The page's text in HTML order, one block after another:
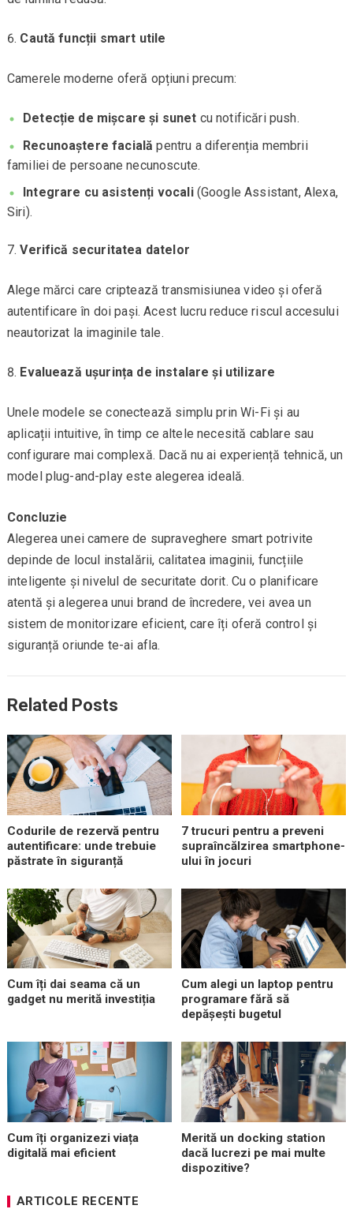
Caută funcții smart utile
Camerele moderne oferă opțiuni precum:
Detecție de mișcare și sunet cu notificări push.
Recunoaștere facială pentru a diferenția membrii
familiei de persoane necunoscute.
Integrare cu asistenți vocali(Google Assistant, Alexa,
Siri).
Verifică securitatea datelor
Alege mărci care criptează transmisiunea video și oferă
autentificare în doi pași. Acest lucru reduce riscul accesului
neautorizat la imaginile tale.
Evaluează ușurința de instalare și utilizare
Unele modele se conectează simplu prin Wi-Fi și au
aplicații intuitive, în timp ce altele necesită cablare sau
configurare mai complexă. Dacă nu ai experiență tehnică, un
model plug-and-play este alegerea ideală.
Concluzie
Alegerea unei camere de supraveghere smart potrivite
depinde de locul instalării, calitatea imaginii, funcțiile
inteligente și nivelul de securitate dorit. Cu o planificare
atentă și alegerea unui brand de încredere, vei avea un
sistem de monitorizare eficient, care îți oferă control și
siguranță oriunde te-ai afla.
Related Posts
Codurile de rezervă pentru
autentificare: unde trebuie
păstrate în siguranță
7 trucuri pentru a preveni
supraîncălzirea smartphone-
ului în jocuri
Cum îți dai seama că un
gadget nu merită investiția
Cum alegi un laptop pentru
programare fără să
depășești bugetul
Cum îți organizezi viața
digitală mai eficient
Merită un docking station
dacă lucrezi pe mai multe
dispozitive?
ARTICOLE RECENTE